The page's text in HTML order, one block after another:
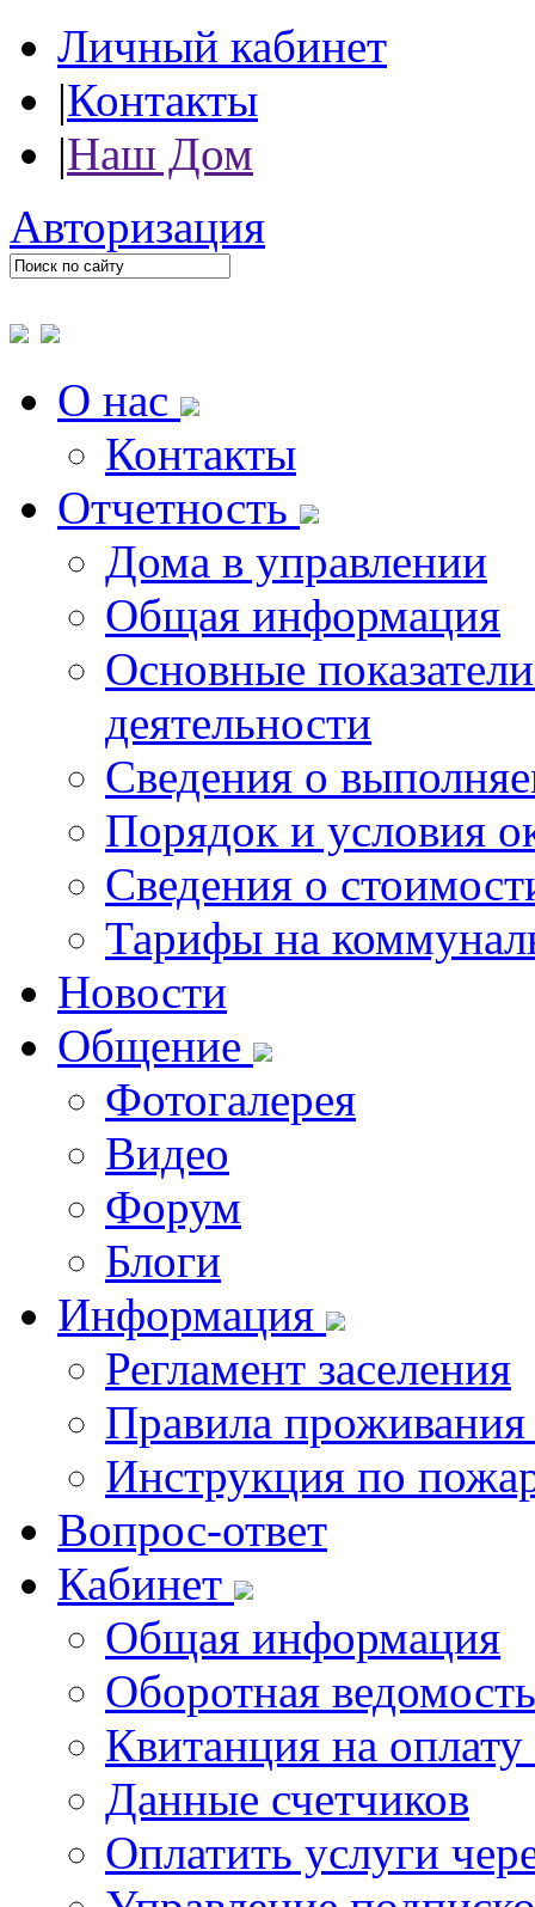
Личный кабинет
|Контакты
|Наш Дом
Авторизация
О нас
Контакты
Отчетность
Дома в управлении
Общая информация
Основные
деятельности
Сведения о
Порядок и условия
Сведения о
Тарифы на
Новости
Общение
Фотогалерея
Видео
Форум
Блоги
Информация
Регламент заселения
Правила
Инструкция по
Вопрос-ответ
Кабинет
Общая информация
Оборотная ведомость
Квитанция на
Данные счетчиков
Оплатить услуги